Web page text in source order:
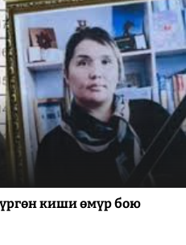
киши өмүр бою